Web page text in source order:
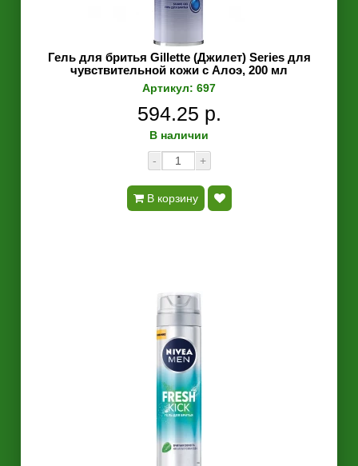
Гель для бритья Gillette (Джилет) Series для
чувствительной кожи с Алоэ, 200 мл
Артикул: 697
594.25 р.
В наличии
-
+
В корзину